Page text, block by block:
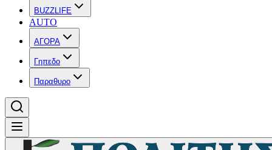
BUZZLIFE
AUTO
ΑΓΟΡΑ
Γηπεδο
Παραθυρο